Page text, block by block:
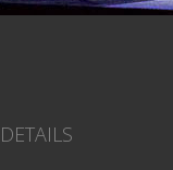
DETAILS